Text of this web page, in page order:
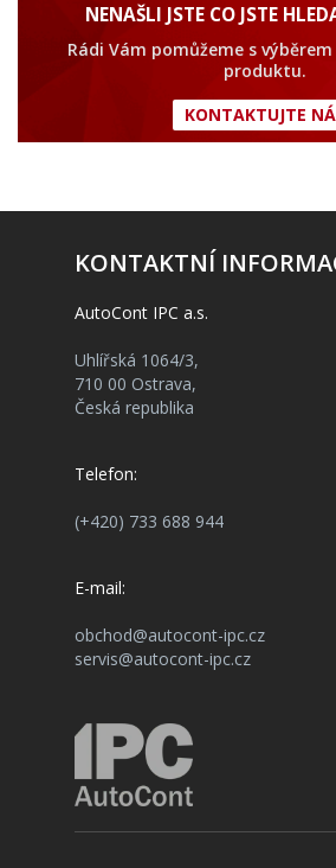
NENAŠLI JSTE CO JSTE
Rádi Vám pomůžeme s
produktu.
KONTAKTUJTE
KONTAKTNÍ
AutoCont IPC a.s.
Uhlířská 1064/3,
710 00 Ostrava,
Česká republika
Telefon:
(+420) 733 688 944
E-mail:
obchod@autocont-ipc.cz
servis@autocont-ipc.cz